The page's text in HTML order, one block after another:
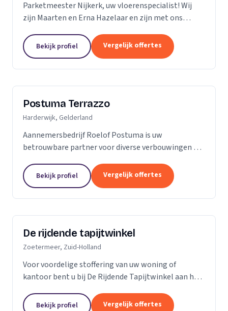
Parketmeester Nijkerk, uw vloerenspecialist! Wij
zijn Maarten en Erna Hazelaar en zijn met ons
aangesloten, omdat deze organisatie staat voor
zelfstandige...
Bekijk profiel Vergelijk offertes
Postuma Terrazzo
Harderwijk, Gelderland
Aannemersbedrijf Roelof Postuma is uw
betrouwbare partner voor diverse verbouwingen en
om het verbouwen van badkamers, het plaatsen van
dakkapellen,...
Bekijk profiel Vergelijk offertes
De rijdende tapijtwinkel
Zoetermeer, Zuid-Holland
Voor voordelige stoffering van uw woning of
kantoor bent u bij De Rijdende Tapijtwinkel aan het
thuis met ons uitgebreide 'up to date' collectie...
Bekijk profiel Vergelijk offertes